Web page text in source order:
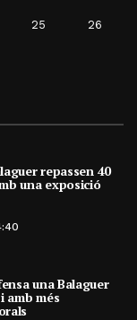
25 26
repassen 40
una exposició
una Balaguer
amb més